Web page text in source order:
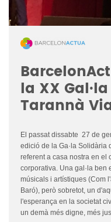
la XX
Tarannà
El passat dissabte 27 de
edició de la Ga·la Solidària
referent a casa nostra en el
corporativa. Una gal·la ben
músicals i artístiques (Com
Baró), però sobretot, un
l'esperança en la societat
un demà més digne, més